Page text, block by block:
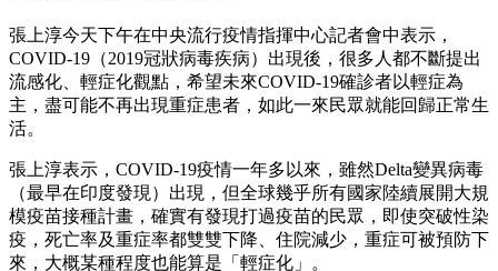
張上淳今天下午在中央流行疫情指揮中心記者會中表示，
COVID-19（2019冠狀病毒疾病）出現後，很多人都不斷提出
流感化、輕症化觀點，希望未來COVID-19確診者以輕症為
主，盡可能不再出現重症患者，如此一來民眾就能回歸正常生
活。
張上淳表示，COVID-19疫情一年多以來，雖然Delta變異病毒
（最早在印度發現）出現，但全球幾乎所有國家陸續展開大規
模疫苗接種計畫，確實有發現打過疫苗的民眾，即使突破性染
疫，死亡率及重症率都雙雙下降、住院減少，重症可被預防下
來，大概某種程度也能算是「輕症化」。